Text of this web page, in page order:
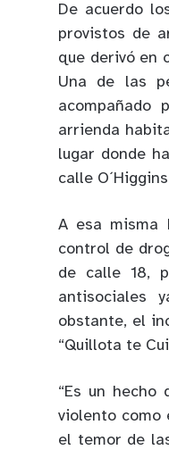
De acuerdo
provistos de
que derivó en
Una de las
acompañado
arrienda
lugar donde
calle
A esa misma
control de
de calle 18,
antisociales
obstante, el
“Quillota te
“Es un hecho
violento como
el temor de